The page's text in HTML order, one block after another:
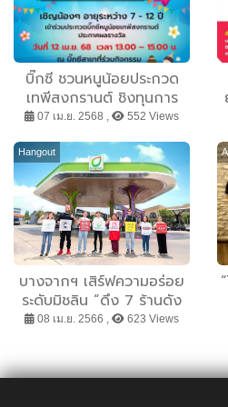
บิ๊กซี ชวนหนูน้อยประกวด
เทพีสงกรานต์ ชิงทุนการ
ศึกษา รวมมูลค่ากว่า 2 แสน
บาท
07 เม.ย. 2568 , 552 Views
Hangout
บางจากฯ เสิร์ฟความอร่อย
ระดับมิชลิน “ดึง 7 ร้านดัง
เข้าปั๊มน้ำมัน” พร้อมเติมเต็ม
หลักกรุงเทพฯ และตจว.
08 เม.ย. 2566 , 623 Views